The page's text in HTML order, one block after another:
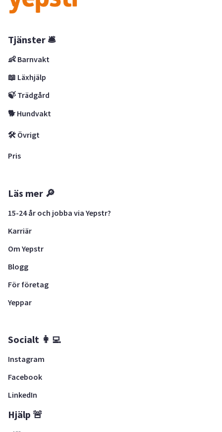
Tjänster 🛎
👶 Barnvakt
📖 Läxhjälp
🍃 Trädgård
🐕 Hundvakt
🛠 Övrigt
Pris
Läs mer 🔎
15-24 år och jobba via Yepstr?
Karriär
Om Yepstr
Blogg
För företag
Yeppar
Socialt 👩‍💻
Instagram
Facebook
LinkedIn
Hjälp 🚨